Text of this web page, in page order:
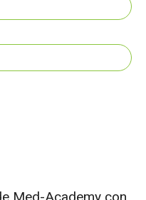
Med-Academy con